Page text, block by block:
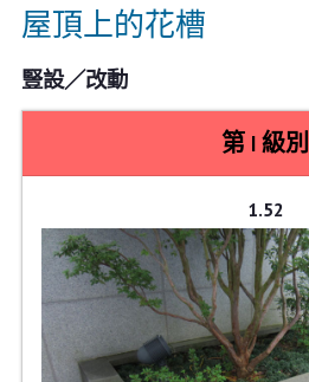
屋頂上的花槽
豎設／改動
第 I 級別
1.52